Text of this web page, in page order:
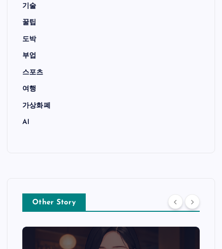
기술
꿀팁
도박
부업
스포츠
여행
가상화폐
AI
Other Story